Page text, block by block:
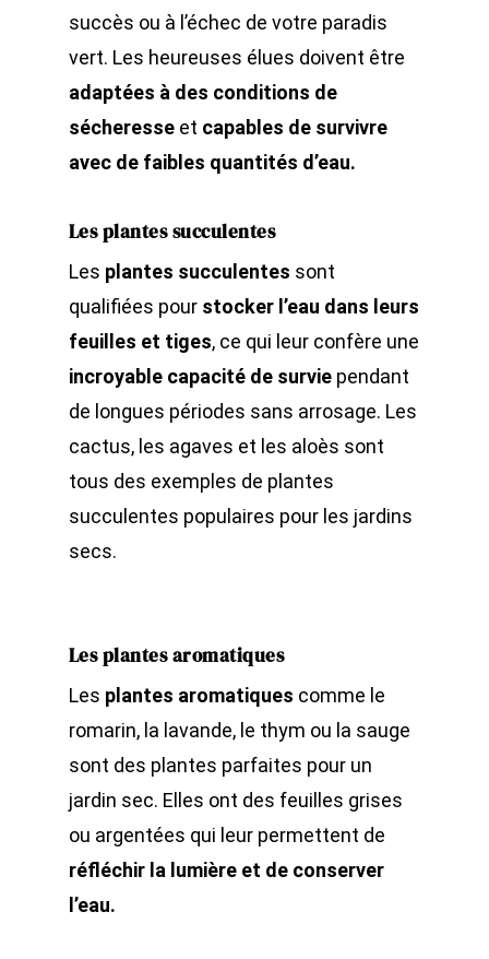
succès ou à l’échec de votre paradis
vert. Les heureuses élues doivent être
adaptées à des conditions de
sécheresseet capables de survivre
avec de faibles quantités d’eau.
Les plantes succulentes
Les plantes succulentes sont
qualifiées pour stocker l’eau dans leurs
feuilles et tiges, ce qui leur confère une
incroyable capacité de surviependant
de longues périodes sans arrosage. Les
cactus, les agaves et les aloès sont
tous des exemples de plantes
succulentes populaires pour les jardins
secs.
Les plantes aromatiques
Les plantes aromatiques comme le
romarin, la lavande, le thym ou la sauge
sont des plantes parfaites pour un
jardin sec. Elles ont des feuilles grises
ou argentées qui leur permettent de
réfléchir la lumière et de conserver
l’eau.